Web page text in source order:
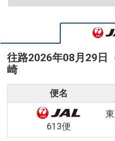
往路2026年08月29日
崎
便名
613便